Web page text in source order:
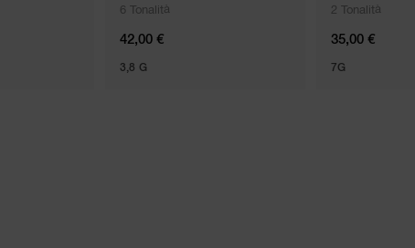
6 Tonalità
42,00 €
3,8 G
2 Tonalità
35,00 €
7G